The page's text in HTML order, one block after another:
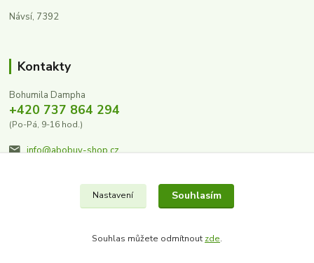
Návsí, 7392
Kontakty
Bohumila Dampha
+420 737 864 294
(Po-Pá, 9-16 hod.)
info@abobuv-shop.cz
Nastavení Souhlasím
Souhlas můžete odmítnout zde.